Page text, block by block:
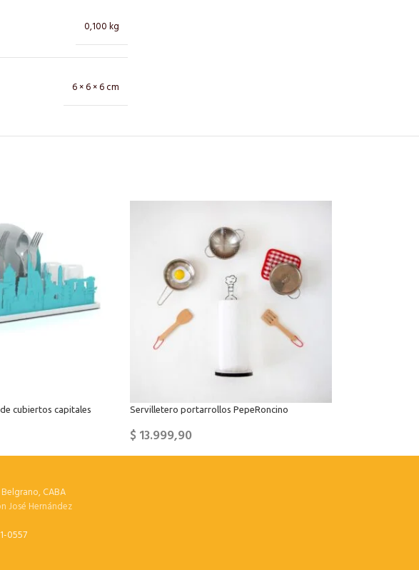
0,100 kg
6 × 6 × 6 cm
cubiertos capitales Servilletero portarrollos PepeRoncino
$13.999,90
CABA
José Hernández
0557